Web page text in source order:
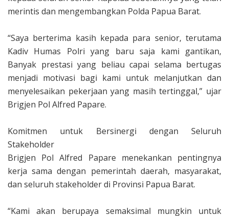
merintis dan mengembangkan Polda Papua Barat.
‎“Saya berterima kasih kepada para senior, terutama
Kadiv Humas Polri yang baru saja kami gantikan,
Banyak prestasi yang beliau capai selama bertugas
menjadi motivasi bagi kami untuk melanjutkan dan
menyelesaikan pekerjaan yang masih tertinggal,” ujar
Brigjen Pol Alfred Papare.
‎Komitmen untuk Bersinergi dengan Seluruh
Stakeholder
‎Brigjen Pol Alfred Papare menekankan pentingnya
kerja sama dengan pemerintah daerah, masyarakat,
dan seluruh stakeholder di Provinsi Papua Barat.
‎“Kami akan berupaya semaksimal mungkin untuk